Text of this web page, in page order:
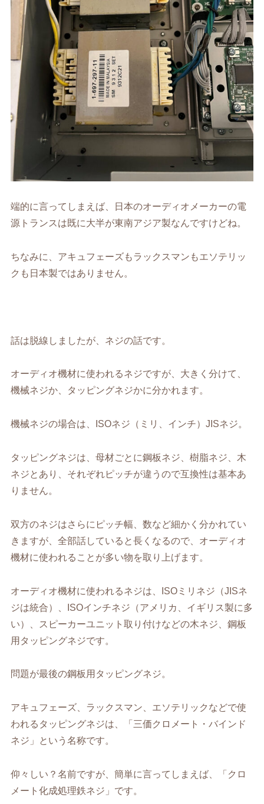
端的に言ってしまえば、日本のオーディオメーカーの電
源トランスは既に大半が東南アジア製なんですけどね。
ちなみに、アキュフェーズもラックスマンもエソテリッ
クも日本製ではありません。
話は脱線しましたが、ネジの話です。
オーディオ機材に使われるネジですが、大きく分けて、
機械ネジか、タッピングネジかに分かれます。
機械ネジの場合は、ISOネジ（ミリ、インチ）JISネジ。
タッピングネジは、母材ごとに鋼板ネジ、樹脂ネジ、木
ネジとあり、それぞれピッチが違うので互換性は基本あ
りません。
双方のネジはさらにピッチ幅、数など細かく分かれてい
きますが、全部話していると長くなるので、オーディオ
機材に使われることが多い物を取り上げます。
オーディオ機材に使われるネジは、ISOミリネジ（JISネ
ジは統合）、ISOインチネジ（アメリカ、イギリス製に多
い）、スピーカーユニット取り付けなどの木ネジ、鋼板
用タッピングネジです。
問題が最後の鋼板用タッピングネジ。
アキュフェーズ、ラックスマン、エソテリックなどで使
われるタッピングネジは、「三価クロメート・バインド
ネジ」という名称です。
仰々しい？名前ですが、簡単に言ってしまえば、「クロ
メート化成処理鉄ネジ」です。